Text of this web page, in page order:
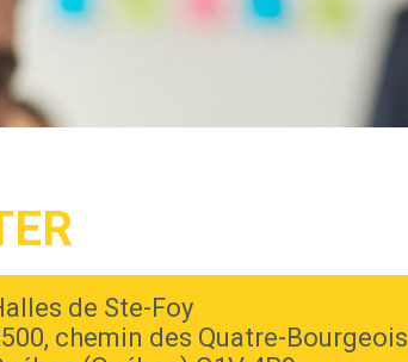
de Ste-Foy
chemin des Quatre-Bourgeois